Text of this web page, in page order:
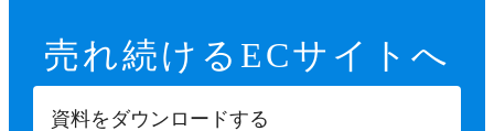
売れ続ける ECサイトへ
資料をダウンロードする